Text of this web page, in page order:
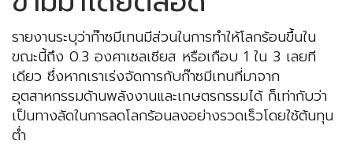
รายงานระบุว่าก๊าซมีเทนมีส่วนในการทำให้โลกร้อนขึ้นใน
ขณะนี้ถึง 0.3 องศาเซลเซียส หรือเกือบ 1 ใน 3 เลยที
เดียว ซึ่งหากเราเร่งจัดการกับก๊าซมีเทนที่มาจาก
อุตสาหกรรมด้านพลังงานและเกษตรกรรมได้ ก็เท่ากับว่า
เป็นทางลัดในการลดโลกร้อนลงอย่างรวดเร็วโดยใช้ต้นทุน
ต่ำ